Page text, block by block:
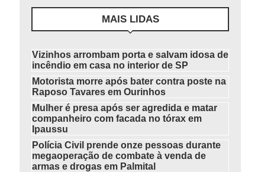
MAIS LIDAS
Vizinhos arrombam porta e salvam idosa de
incêndio em casa no interior de SP
Motorista morre após bater contra poste na
Raposo Tavares em Ourinhos
Mulher é presa após ser agredida e matar
companheiro com facada no tórax em
Ipaussu
Polícia Civil prende onze pessoas durante
megaoperação de combate à venda de
armas e drogas em Palmital